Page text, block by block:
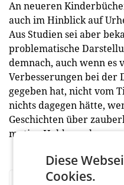
An neueren
auch im Hinblick auf
Aus Studien sei aber
problematische
demnach, auch wenn es
Verbesserungen bei der
gegeben hat, nicht vom
nichts dagegen hätte,
Geschichten über
mutige Helden gelesen
Diese
Cookies.